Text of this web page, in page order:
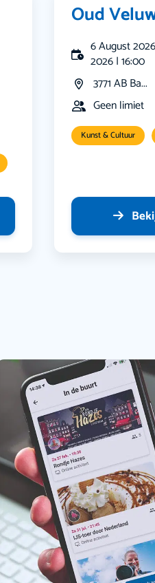
Oud
6 August
2026 | 16:00
3771 AB Ba...
Geen limiet
Kunst & Cultuur